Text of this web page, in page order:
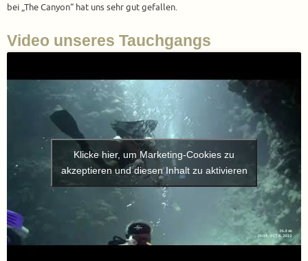
bei „The Canyon“ hat uns sehr gut gefallen.
Video unseres Tauchgangs
Klicke hier, um Marketing-Cookies zu
akzeptieren und diesen Inhalt zu aktivieren